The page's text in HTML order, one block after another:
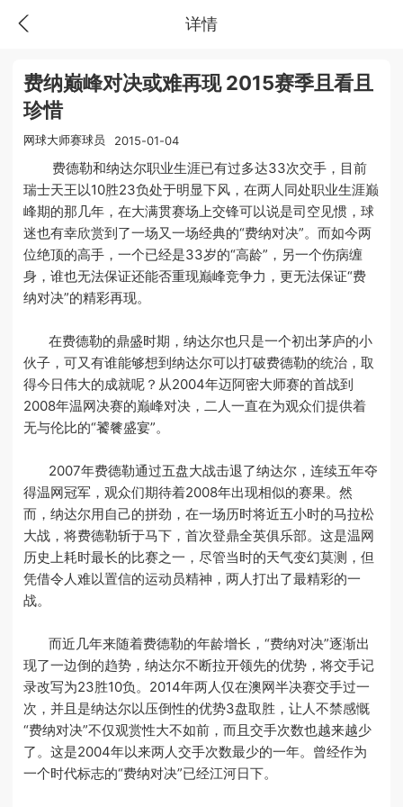
详情
费纳巅峰对决或难再现 2015赛季且看且
珍惜
网球大师赛球员 2015-01-04
费德勒和纳达尔职业生涯已有过多达33次交手，目前
瑞士天王以10胜23负处于明显下风，在两人同处职业生涯巅
峰期的那几年，在大满贯赛场上交锋可以说是司空见惯，球
迷也有幸欣赏到了一场又一场经典的“费纳对决”。而如今两
位绝顶的高手，一个已经是33岁的“高龄”，另一个伤病缠
身，谁也无法保证还能否重现巅峰竞争力，更无法保证“费
纳对决”的精彩再现。
在费德勒的鼎盛时期，纳达尔也只是一个初出茅庐的小
伙子，可又有谁能够想到纳达尔可以打破费德勒的统治，取
得今日伟大的成就呢？从2004年迈阿密大师赛的首战到
2008年温网决赛的巅峰对决，二人一直在为观众们提供着
无与伦比的“饕餮盛宴”。
2007年费德勒通过五盘大战击退了纳达尔，连续五年夺
得温网冠军，观众们期待着2008年出现相似的赛果。然
而，纳达尔用自己的拼劲，在一场历时将近五小时的马拉松
大战，将费德勒斩于马下，首次登鼎全英俱乐部。这是温网
历史上耗时最长的比赛之一，尽管当时的天气变幻莫测，但
凭借令人难以置信的运动员精神，两人打出了最精彩的一
战。
而近几年来随着费德勒的年龄增长，“费纳对决”逐渐出
现了一边倒的趋势，纳达尔不断拉开领先的优势，将交手记
录改写为23胜10负。2014年两人仅在澳网半决赛交手过一
次，并且是纳达尔以压倒性的优势3盘取胜，让人不禁感慨
“费纳对决”不仅观赏性大不如前，而且交手次数也越来越少
了。这是2004年以来两人交手次数最少的一年。曾经作为
一个时代标志的“费纳对决”已经江河日下。